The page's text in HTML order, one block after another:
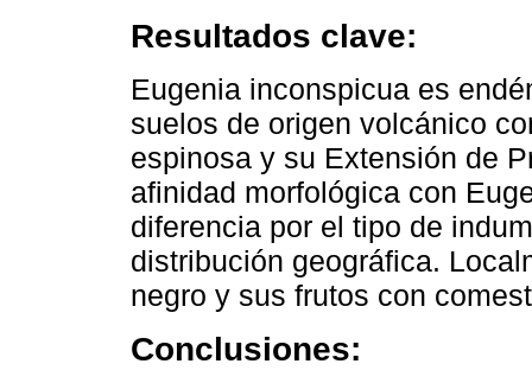
Resultados clave:
Eugenia inconspicua es
suelos de origen volcánico
espinosa y su Extensión de
afinidad morfológica con
diferencia por el tipo de
distribución geográfica.
negro y sus frutos con
Conclusiones: